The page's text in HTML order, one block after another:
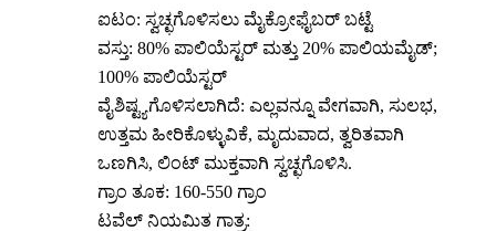
ಐಟಂ: ಸ್ವಚ್ಛಗೊಳಿಸಲು ಮೈಕ್ರೋಫೈಬರ್ ಬಟ್ಟೆ
ವಸ್ತು: 80% ಪಾಲಿಯೆಸ್ಟರ್ ಮತ್ತು 20% ಪಾಲಿಯಮೈಡ್;
100% ಪಾಲಿಯೆಸ್ಟರ್
ವೈಶಿಷ್ಟ್ಯಗೊಳಿಸಲಾಗಿದೆ: ಎಲ್ಲವನ್ನೂ ವೇಗವಾಗಿ, ಸುಲಭ,
ಉತ್ತಮ ಹೀರಿಕೊಳ್ಳುವಿಕೆ, ಮೃದುವಾದ, ತ್ವರಿತವಾಗಿ
ಒಣಗಿಸಿ, ಲಿಂಟ್ ಮುಕ್ತವಾಗಿ ಸ್ವಚ್ಛಗೊಳಿಸಿ.
ಗ್ರಾಂ ತೂಕ: 160-550 ಗ್ರಾಂ
ಟವೆಲ್ ನಿಯಮಿತ ಗಾತ್ರ: